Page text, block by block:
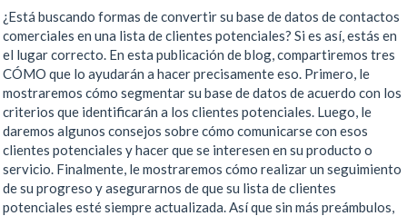
¿Está buscando formas de convertir su base de datos de contactos
comerciales en una lista de clientes potenciales? Si es así, estás en
el lugar correcto. En esta publicación de blog, compartiremos tres
CÓMO que lo ayudarán a hacer precisamente eso. Primero, le
mostraremos cómo segmentar su base de datos de acuerdo con los
criterios que identificarán a los clientes potenciales. Luego, le
daremos algunos consejos sobre cómo comunicarse con esos
clientes potenciales y hacer que se interesen en su producto o
servicio. Finalmente, le mostraremos cómo realizar un seguimiento
de su progreso y asegurarnos de que su lista de clientes
potenciales esté siempre actualizada. Así que sin más preámbulos,